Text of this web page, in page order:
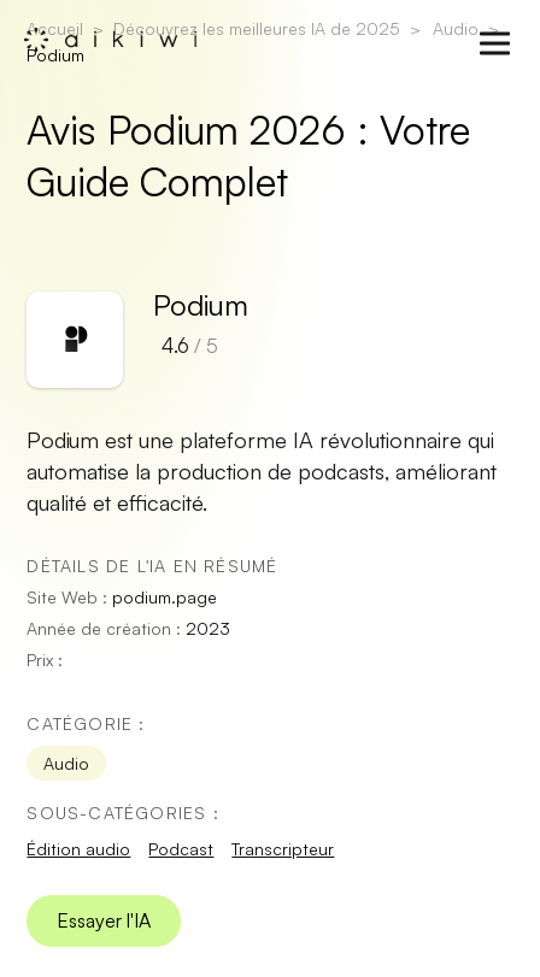
Accueil Découvrez les meilleures IA de 2025
Audio
Podium
Avis Podium 2026 : Votre
Guide Complet
Podium
4.6 / 5
Podium est une plateforme IA révolutionnaire qui
automatise la production de podcasts, améliorant
qualité et efficacité.
DÉTAILS DE L'IA EN RÉSUMÉ
Site Web : podium.page
Année de création : 2023
Prix :
CATÉGORIE :
Audio
SOUS-CATÉGORIES :
Édition audio
Podcast Transcripteur
Essayer l'IA